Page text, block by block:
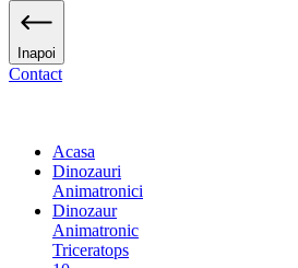
Inapoi
Contact
Acasa
Dinozauri
Animatronici
Dinozaur
Animatronic
Triceratops